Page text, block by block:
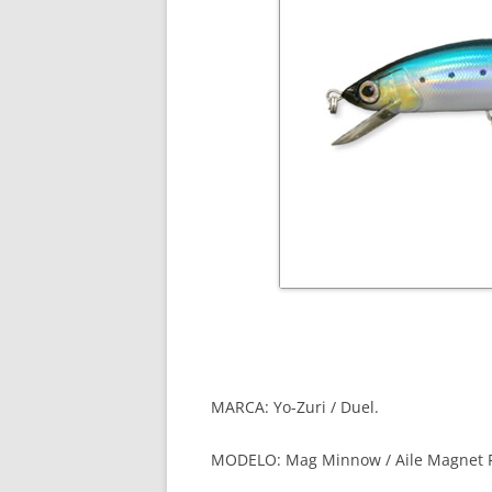
MARCA: Yo-Zuri / Duel.
MODELO: Mag Minnow / Aile Magnet